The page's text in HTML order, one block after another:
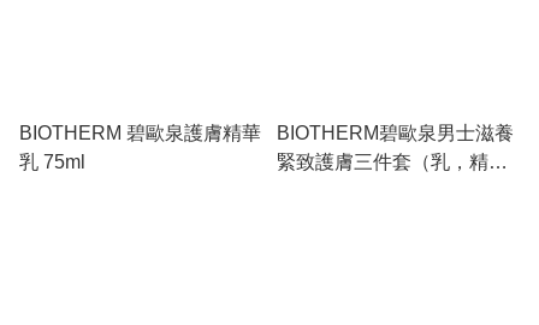
BIOTHERM 碧歐泉護膚精華
乳 75ml
BIOTHERM碧歐泉男士滋養
緊致護膚三件套（乳，精